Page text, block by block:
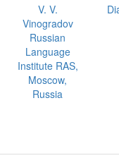
V. V.
Vinogradov
Russian
Language
Institute RAS,
Moscow,
Russia